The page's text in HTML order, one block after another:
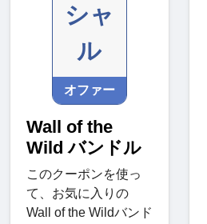
シャ
ル
オファー
Wall of the
Wild バンドル
このクーポンを使っ
て、お気に入りの
Wall of the Wildバンド